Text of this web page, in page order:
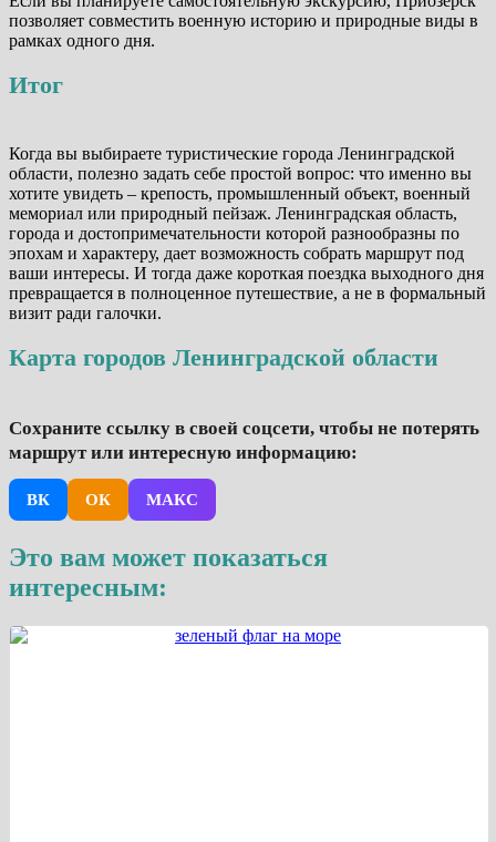
позволяет совместить военную историю и природные виды в
рамках одного дня.
Итог
Когда вы выбираете туристические города Ленинградской
области, полезно задать себе простой вопрос: что именно вы
хотите увидеть – крепость, промышленный объект, военный
мемориал или природный пейзаж. Ленинградская область,
города и достопримечательности которой разнообразны по
эпохам и характеру, дает возможность собрать маршрут под
ваши интересы. И тогда даже короткая поездка выходного дня
превращается в полноценное путешествие, а не в формальный
визит ради галочки.
Карта городов Ленинградской области
Сохраните ссылку в своей соцсети, чтобы не потерять
маршрут или интересную информацию:
ВК ОК МАКС
Это вам может показаться
интересным: